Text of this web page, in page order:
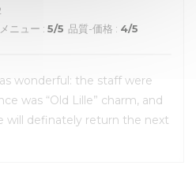
メニュー : 5/5 品質-価格 : 4/5
wonderful: the staff were
was “Old Lille” charm, and
will definately return the next